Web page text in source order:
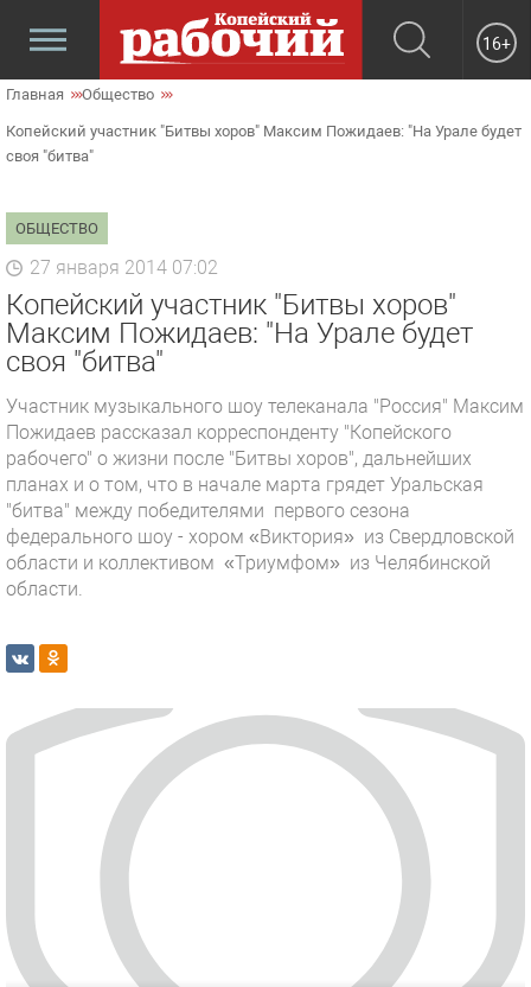
16+
Главная Общество
Копейский участник "Битвы хоров" Максим Пожидаев: "На Урале будет
своя "битва"
ОБЩЕСТВО
27 января 2014 07:02
Копейский участник "Битвы хоров"
Максим Пожидаев: "На Урале будет
своя "битва"
Участник музыкального шоу телеканала "Россия" Максим
Пожидаев рассказал корреспонденту "Копейского
рабочего" о жизни после "Битвы хоров", дальнейших
планах и о том, что в начале марта грядет Уральская
"битва" между победителями первого сезона
федерального шоу - хором «Виктория» из Свердловской
области и коллективом «Триумфом» из Челябинской
области.